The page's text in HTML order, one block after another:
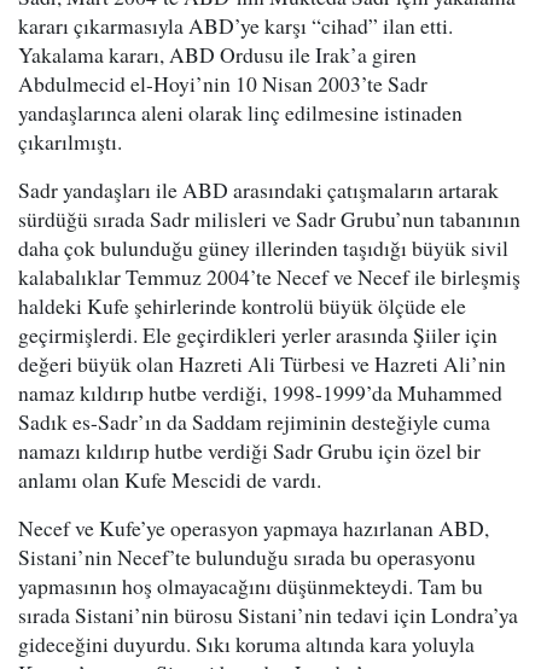
kararı çıkarmasıyla ABD’ye karşı “cihad” ilan etti.
Yakalama kararı, ABD Ordusu ile Irak’a giren
Abdulmecid el-Hoyi’nin 10 Nisan 2003’te Sadr
yandaşlarınca aleni olarak linç edilmesine istinaden
çıkarılmıştı.
Sadr yandaşları ile ABD arasındaki çatışmaların artarak
sürdüğü sırada Sadr milisleri ve Sadr Grubu’nun tabanının
daha çok bulunduğu güney illerinden taşıdığı büyük sivil
kalabalıklar Temmuz 2004’te Necef ve Necef ile birleşmiş
haldeki Kufe şehirlerinde kontrolü büyük ölçüde ele
geçirmişlerdi. Ele geçirdikleri yerler arasında Şiiler için
değeri büyük olan Hazreti Ali Türbesi ve Hazreti Ali’nin
namaz kıldırıp hutbe verdiği, 1998-1999’da Muhammed
Sadık es-Sadr’ın da Saddam rejiminin desteğiyle cuma
namazı kıldırıp hutbe verdiği Sadr Grubu için özel bir
anlamı olan Kufe Mescidi de vardı.
Necef ve Kufe’ye operasyon yapmaya hazırlanan ABD,
Sistani’nin Necef’te bulunduğu sırada bu operasyonu
yapmasının hoş olmayacağını düşünmekteydi. Tam bu
sırada Sistani’nin bürosu Sistani’nin tedavi için Londra’ya
gideceğini duyurdu. Sıkı koruma altında kara yoluyla